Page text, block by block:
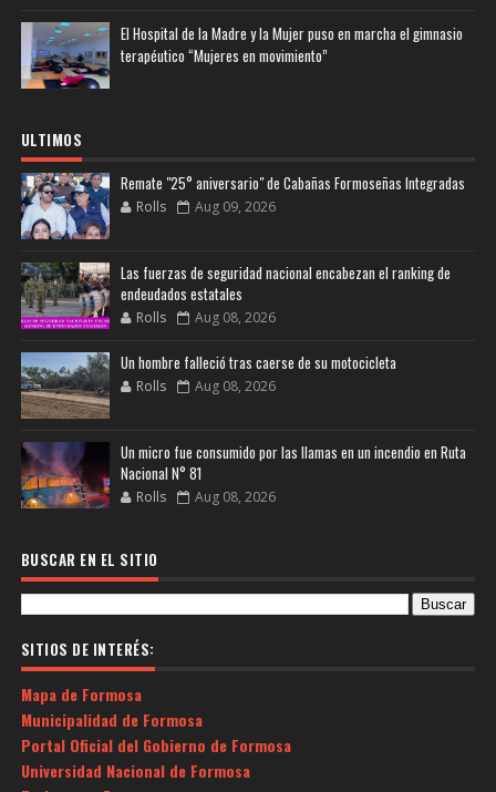
El Hospital de la Madre y la Mujer puso en marcha el gimnasio
terapéutico “Mujeres en movimiento”
ULTIMOS
Remate "25° aniversario" de Cabañas Formoseñas Integradas
Rolls Aug 09, 2026
Las fuerzas de seguridad nacional encabezan el ranking de
endeudados estatales
Rolls Aug 08, 2026
Un hombre falleció tras caerse de su motocicleta
Rolls Aug 08, 2026
Un micro fue consumido por las llamas en un incendio en Ruta
Nacional N° 81
Rolls Aug 08, 2026
BUSCAR EN EL SITIO
SITIOS DE INTERÉS:
Mapa de Formosa
Municipalidad de Formosa
Portal Oficial del Gobierno de Formosa
Universidad Nacional de Formosa